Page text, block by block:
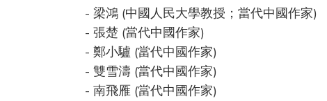
- 梁鴻 (中國人民大學教授；當代中國作家)
- 張楚 (當代中國作家)
- 鄭小驢 (當代中國作家)
- 雙雪濤 (當代中國作家)
- 南飛雁 (當代中國作家)